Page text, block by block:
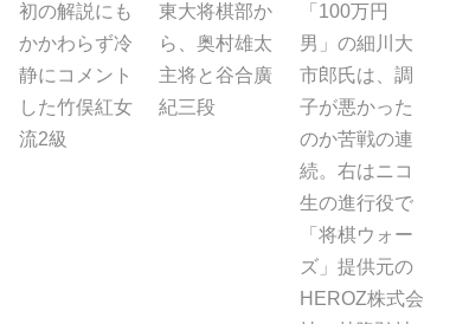
初の解説にも
かかわらず冷
静にコメント
した竹俣紅女
流2級
東大将棋部か
ら、奥村雄太
主将と谷合廣
紀三段
「100万円
男」の細川大
市郎氏は、調
子が悪かった
のか苦戦の連
続。右はニコ
生の進行役で
「将棋ウォー
ズ」提供元の
HEROZ株式会